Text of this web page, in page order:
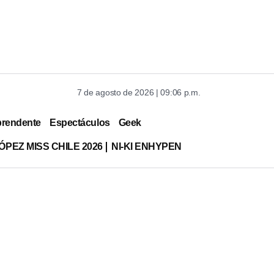
7 de agosto de 2026 | 09:06 p.m.
Espectáculos Geek
MISS CHILE 2026 NI-KI ENHYPEN